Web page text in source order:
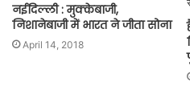
नईदिल्ली : मुक्केबाजी,
निशानेबाजी में भारत ने जीता सोना
April 14, 2018